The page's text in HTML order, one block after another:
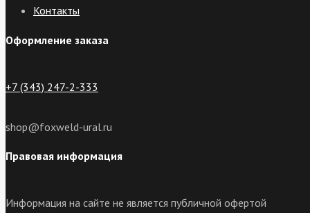
Контакты
Оформление заказа
+7 (343) 247-2-333
shop@foxweld-ural.ru
Правовая информация
Информация на сайте не является публичной офертой